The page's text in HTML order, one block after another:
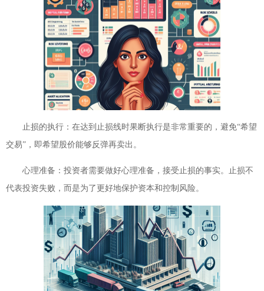
止损的执行：在达到止损线时果断执行是非常重要的，避免“希望
交易”，即希望股价能够反弹再卖出。
心理准备：投资者需要做好心理准备，接受止损的事实。止损不
代表投资失败，而是为了更好地保护资本和控制风险。